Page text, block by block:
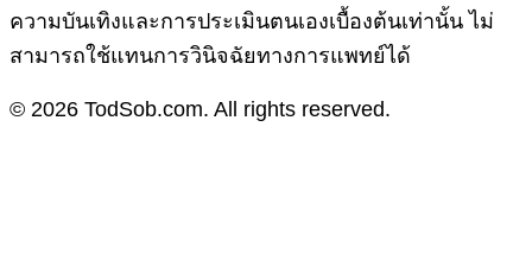
ความบันเทิงและการประเมินตนเองเบื้องต้นเท่านั้น ไม่
สามารถใช้แทนการวินิจฉัยทางการแพทย์ได้
© 2026 TodSob.com. All rights reserved.